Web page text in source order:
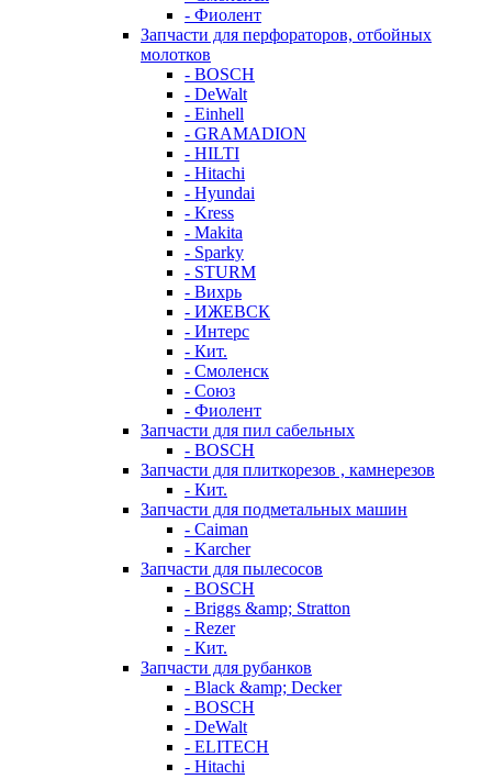
- Фиолент
Запчасти для перфораторов, отбойных
молотков
- BOSCH
- DeWalt
- Einhell
- GRAMADION
- HILTI
- Hitachi
- Hyundai
- Kress
- Makita
- Sparky
- STURM
- Вихрь
- ИЖЕВСК
- Интерс
- Кит.
- Смоленск
- Союз
- Фиолент
Запчасти для пил сабельных
- BOSCH
Запчасти для плиткорезов , камнерезов
- Кит.
Запчасти для подметальных машин
- Caiman
- Karcher
Запчасти для пылесосов
- BOSCH
- Briggs &amp; Stratton
- Rezer
- Кит.
Запчасти для рубанков
- Black &amp; Decker
- BOSCH
- DeWalt
- ELITECH
- Hitachi